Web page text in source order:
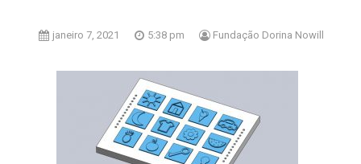
janeiro 7, 2021 5:38 pm Fundação Dorina Nowill